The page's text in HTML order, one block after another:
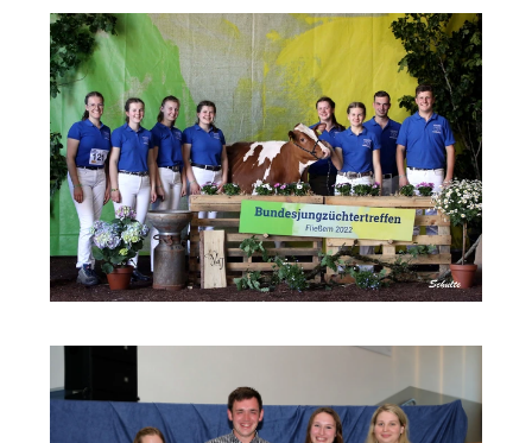
Zufrieden zeigt sich das RUW-Team nach den
Wettbewerben. v.l.: Melissa Bange, Carla Buxtrup, Lara-
Sophie Röhling, Maren Buxtrup, Josefa Henkelmann,